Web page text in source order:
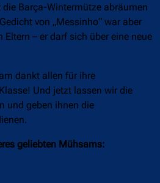
Barça-Wintermütze abräumen
von „Messinho“ war aber
– er darf sich über eine neue
dankt allen für ihre
Und jetzt lassen wir die
und geben ihnen die
geliebten Mühsams: